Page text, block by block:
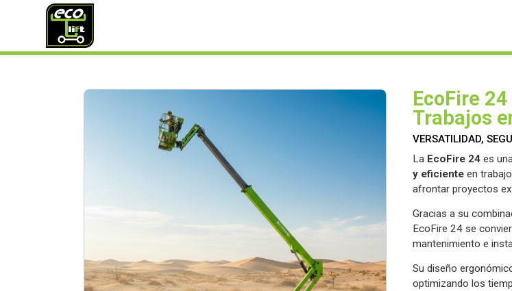
EcoFire
Trabajos
VERSATILIDAD,
La EcoFire 24 es
y eficiente en
afrontar proyectos
Gracias a su
EcoFire 24 se
mantenimiento e
Su diseño
optimizando los